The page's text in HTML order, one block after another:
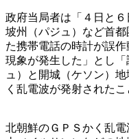
政府当局者は「４日と６
坡州（パジュ）など首
た携帯電話の時計が誤
現象が発生した」とし
ュ）と開城（ケソン）
く乱電波が発射された
北朝鮮のＧＰＳかく乱